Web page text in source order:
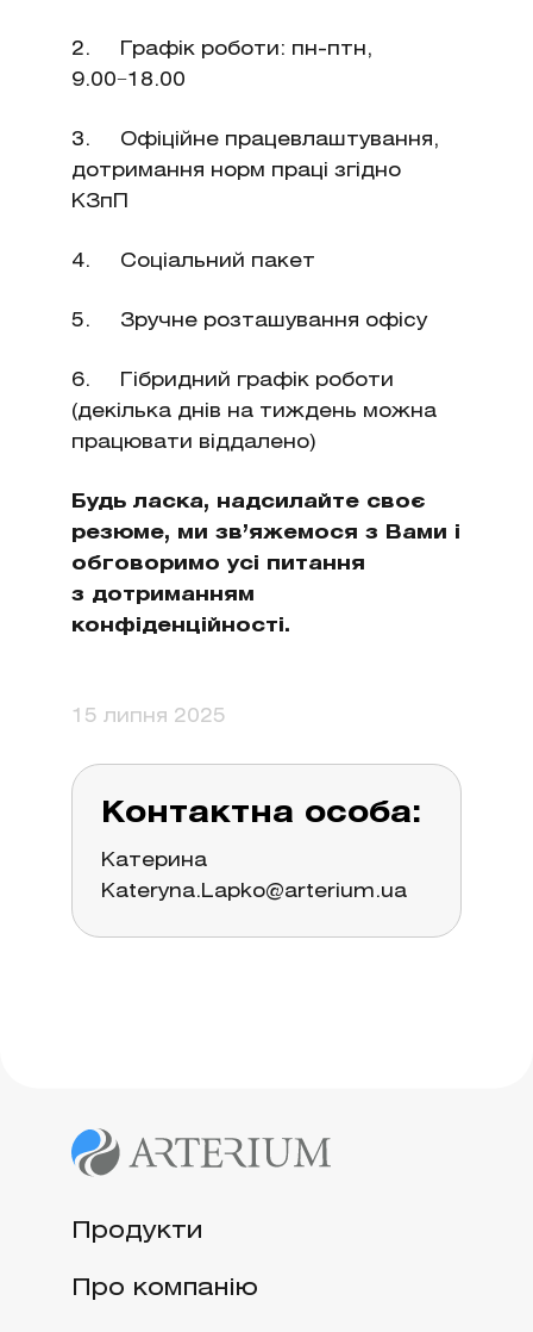
2. Графік роботи: пн-птн,
9.00−18.00
3. Офіційне працевлаштування,
дотримання норм праці згідно
КЗпП
4. Соціальний пакет
5. Зручне розташування офісу
6. Гібридний графік роботи
(декілька днів на тиждень можна
працювати віддалено)
Будь ласка, надсилайте своє
резюме, ми зв’яжемося з Вами і
обговоримо усі питання
з дотриманням
конфіденційності.
15 липня 2025
Контактна особа:
Катерина
Kateryna.Lapko@arterium.ua
Продукти
Про компанію